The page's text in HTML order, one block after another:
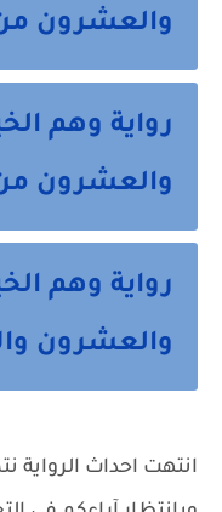
والعشرون
رواية وهم
والعشرون
رواية وهم
والعشرون
انتهت احداث الرواية